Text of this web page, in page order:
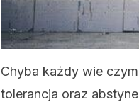
Chyba każdy wie
tolerancja oraz